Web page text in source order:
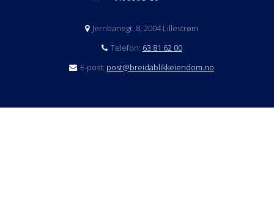
Jernbanegt. 8, 2004 Lillestrøm
Telefon: 63 81 62 00
E-post: post@breidablikkeiendom.no